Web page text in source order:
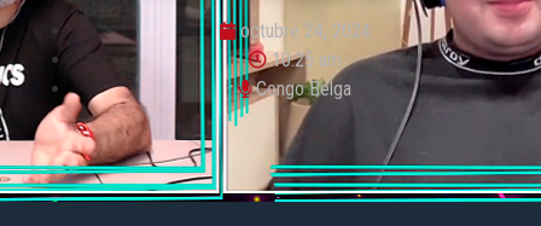
octubre 24, 2024
10:25 am
Congo Belga